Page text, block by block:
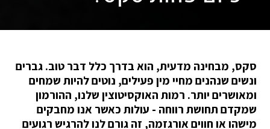
סקס, מבחינה מדעית, הוא בדרך כלל דבר טוב. גברים
ונשים שנהנים מחיי מין פעילים, נוטים להיות שמחים
ומאושרים יותר. רמות האוקסיטוצין שלנו, ההורמון
שמקדם תחושת רווחה - עולות כאשר אנו מחבקים
מישהו או חווים אורגזמה, זה גורם לנו להרגיש רגועים